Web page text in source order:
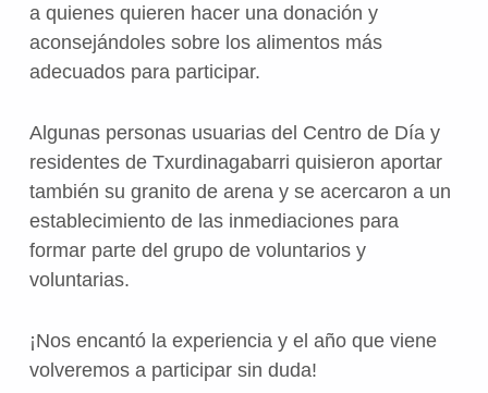
a quienes quieren hacer una donación y
aconsejándoles sobre los alimentos más
adecuados para participar.
Algunas personas usuarias del Centro de Día y
residentes de Txurdinagabarri quisieron aportar
también su granito de arena y se acercaron a un
establecimiento de las inmediaciones para
formar parte del grupo de voluntarios y
voluntarias.
¡Nos encantó la experiencia y el año que viene
volveremos a participar sin duda!